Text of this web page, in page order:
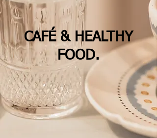
CAFÉ & HEALTHY
FOOD.